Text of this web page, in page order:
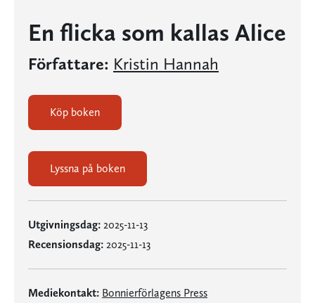
En flicka som kallas Alice
Författare: Kristin Hannah
Köp boken
Lyssna på boken
Utgivningsdag: 2025-11-13
Recensionsdag: 2025-11-13
Mediekontakt: Bonnierförlagens Press